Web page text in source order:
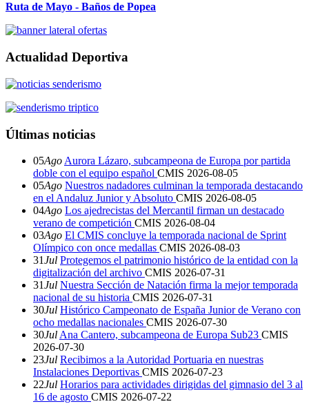
Ruta de Mayo - Baños de Popea
Actualidad Deportiva
Últimas noticias
05Ago Aurora Lázaro, subcampeona de Europa por partida
doble con el equipo español CMIS 2026-08-05
05Ago Nuestros nadadores culminan la temporada destacando
en el Andaluz Junior y Absoluto CMIS 2026-08-05
04Ago Los ajedrecistas del Mercantil firman un destacado
verano de competición CMIS 2026-08-04
03Ago El CMIS concluye la temporada nacional de Sprint
Olímpico con once medallas CMIS 2026-08-03
31Jul Protegemos el patrimonio histórico de la entidad con la
digitalización del archivo CMIS 2026-07-31
31Jul Nuestra Sección de Natación firma la mejor temporada
nacional de su historia CMIS 2026-07-31
30Jul Histórico Campeonato de España Junior de Verano con
ocho medallas nacionales CMIS 2026-07-30
30Jul Ana Cantero, subcampeona de Europa Sub23 CMIS
2026-07-30
23Jul Recibimos a la Autoridad Portuaria en nuestras
Instalaciones Deportivas CMIS 2026-07-23
22Jul Horarios para actividades dirigidas del gimnasio del 3 al
16 de agosto CMIS 2026-07-22